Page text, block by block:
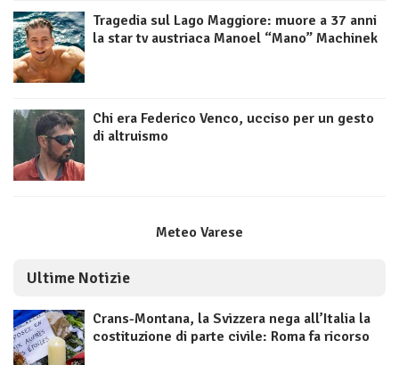
Tragedia sul Lago Maggiore: muore a 37 anni
la star tv austriaca Manoel “Mano” Machinek
Chi era Federico Venco, ucciso per un gesto
di altruismo
Meteo Varese
Ultime Notizie
Crans-Montana, la Svizzera nega all’Italia la
costituzione di parte civile: Roma fa ricorso